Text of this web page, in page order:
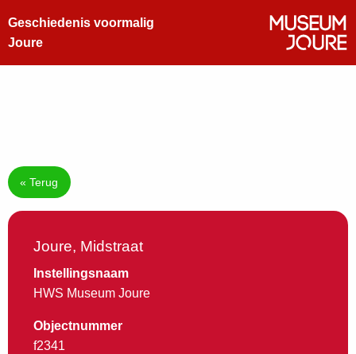
Geschiedenis voormalig
Joure
« Terug
Joure, Midstraat
Instellingsnaam
HWS Museum Joure
Objectnummer
f2341